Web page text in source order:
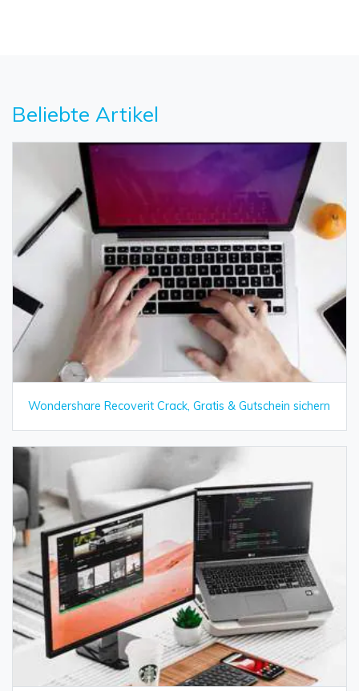
Beliebte Artikel
Wondershare Recoverit Crack, Gratis & Gutschein sichern